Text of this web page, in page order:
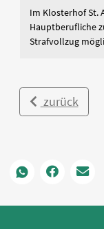
Im Klosterhof St.
Hauptberufliche
Strafvollzug
zurück